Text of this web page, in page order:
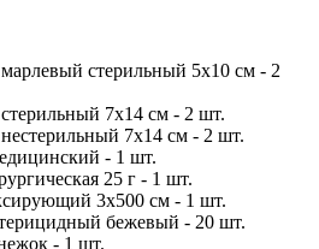
стерильный 5х10 см - 2
7х14 см - 2 шт.
7х14 см - 2 шт.
- 1 шт.
25 г - 1 шт.
3х500 см - 1 шт.
бежевый - 20 шт.
- 1 шт.